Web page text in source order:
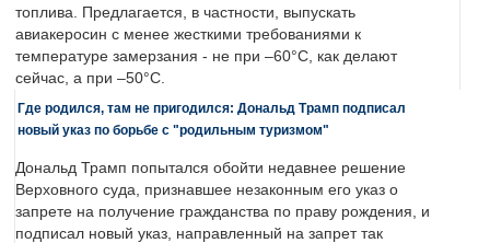
топлива. Предлагается, в частности, выпускать
авиакеросин с менее жесткими требованиями к
температуре замерзания - не при –60°C, как делают
сейчас, а при –50°C.
Где родился, там не пригодился: Дональд Трамп подписал
новый указ по борьбе с "родильным туризмом"
Дональд Трамп попытался обойти недавнее решение
Верховного суда, признавшее незаконным его указ о
запрете на получение гражданства по праву рождения, и
подписал новый указ, направленный на запрет так